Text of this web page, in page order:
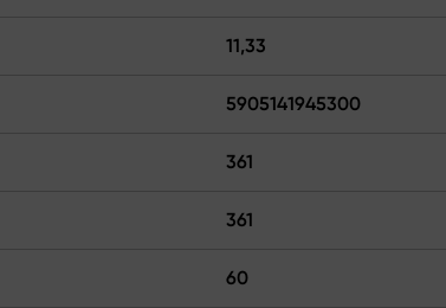
11,33
5905141945300
361
361
60